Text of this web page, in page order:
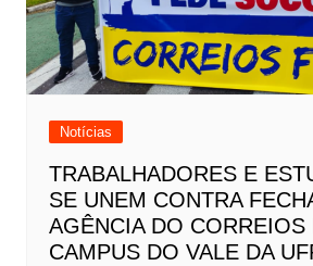
Notícias
TRABALHADORES E
SE UNEM CONTRA
AGÊNCIA DO CORREIOS
CAMPUS DO VALE DA